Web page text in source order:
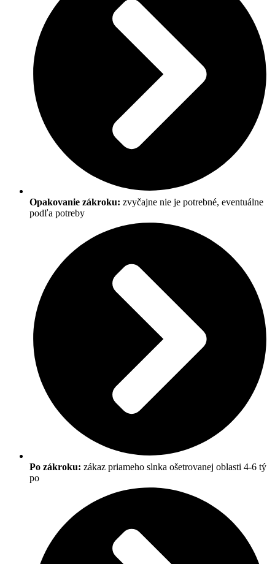
Opakovanie zákroku: zvyčajne nie je potrebné, eventuálne
podľa potreby
Po zákroku: zákaz priameho slnka ošetrovanej oblasti 4-6 tý
po